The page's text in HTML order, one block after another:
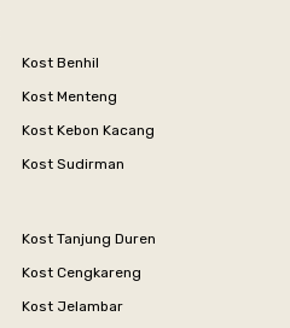
Kost Benhil
Kost Menteng
Kost Kebon Kacang
Kost Sudirman
Kost Tanjung Duren
Kost Cengkareng
Kost Jelambar